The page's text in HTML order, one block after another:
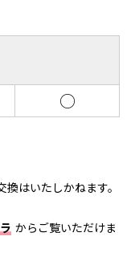
○
はいたしかねます。
からご覧いただけま